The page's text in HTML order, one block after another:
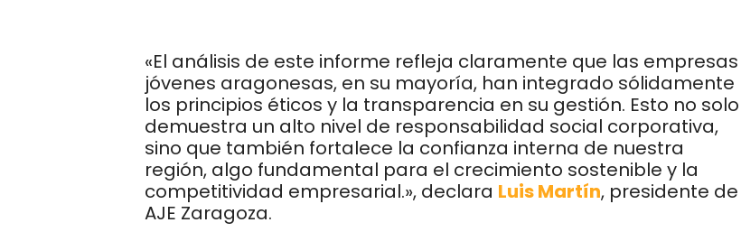
«El análisis de este informe refleja claramente que las empresas
jóvenes aragonesas, en su mayoría, han integrado sólidamente
los principios éticos y la transparencia en su gestión. Esto no solo
demuestra un alto nivel de responsabilidad social corporativa,
sino que también fortalece la confianza interna de nuestra
región, algo fundamental para el crecimiento sostenible y la
competitividad empresarial.», declara Luis Martín, presidente de
AJE Zaragoza.